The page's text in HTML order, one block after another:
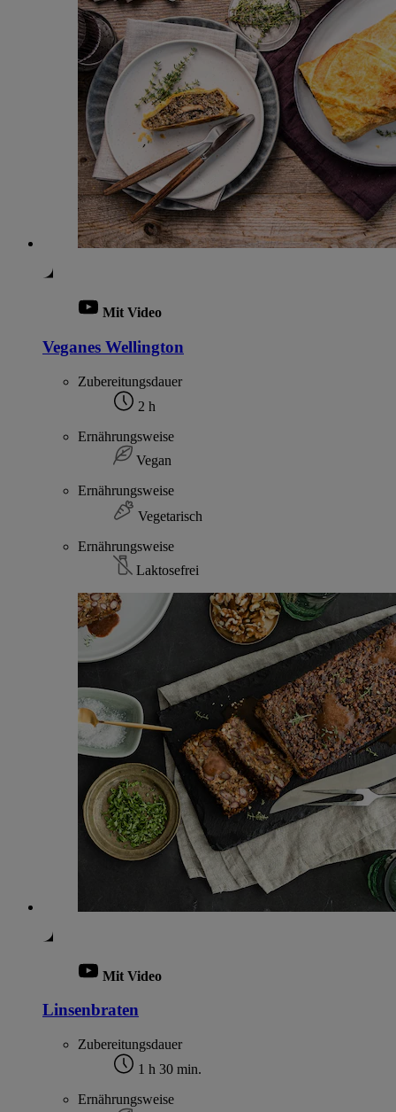
Mit Video
Veganes Wellington
Zubereitungsdauer
2 h
Ernährungsweise
Vegan
Ernährungsweise
Vegetarisch
Ernährungsweise
Laktosefrei
Mit Video
Linsenbraten
Zubereitungsdauer
1 h 30 min.
Ernährungsweise